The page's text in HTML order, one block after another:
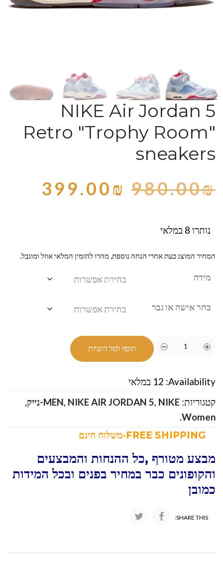
NIKE Air Jordan 5
Retro "Trophy Room"
sneakers
980.00₪
399.00₪
נותרו 8 במלאי
המחיר המוצג כעת אחרי הנחה נוספת, מהרו להזמין המלאי אוזל ומוגבל.
מידה
בחר אישה או גבר
הוסף לסל הקניות
Availability: 12 במלאי
קטגוריות:
MEN, NIKE AIR JORDAN 5, NIKE-נייק
,
Women
.
מבצע מטורף ,כל ההנחות והמבצעים
והקופונים כבר במחיר בפנים ובכל המידות
כמובן
SHARE THIS: